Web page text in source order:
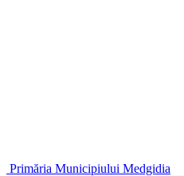
Primăria Municipiului Medgidia